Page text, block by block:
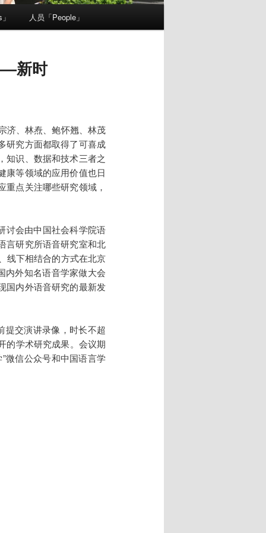
人员「People」
新时
济、林焘、鲍怀翘、林茂
研究方面都取得了可喜成
知识、数据和技术三者之
康等领域的应用价值也日
点关注哪些研究领域，
讨会由中国社会科学院语
言研究所语音研究室和北
线下相结合的方式在北京
内外知名语音学家做大会
国内外语音研究的最新发
提交演讲录像，时长不超
的学术研究成果。会议期
微信公众号和中国语言学